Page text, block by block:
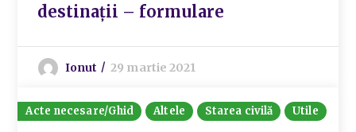
destinații – formulare
Ionut 29 martie 2021
Acte necesare/Ghid Altele Starea civilă Utile